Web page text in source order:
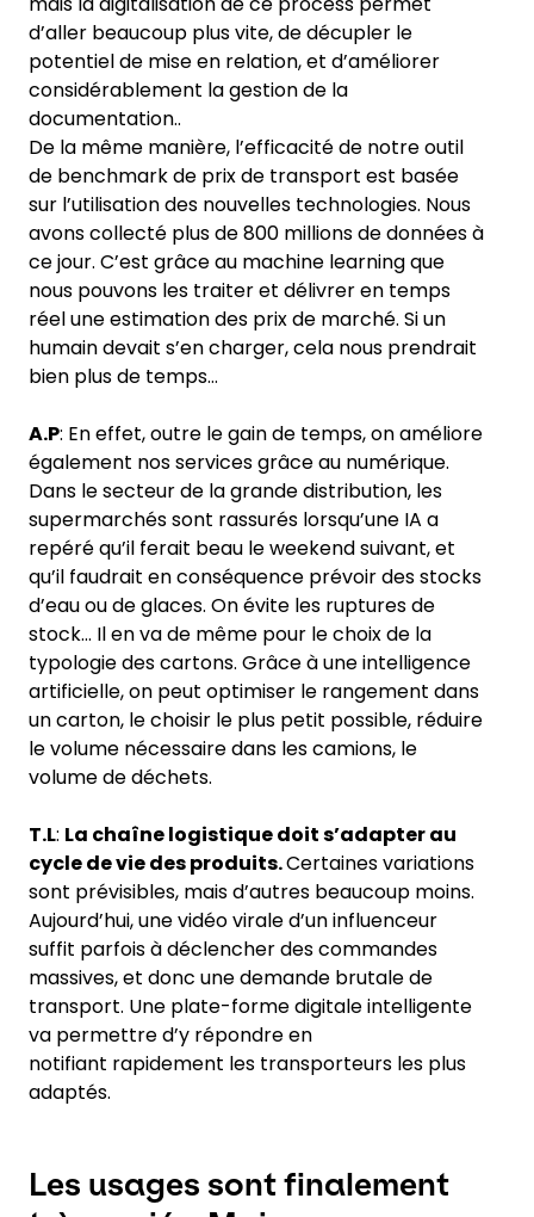
d’aller beaucoup plus vite, de décupler le
potentiel de mise en relation, et d’améliorer
considérablement la gestion de la
documentation..
De la même manière, l’efficacité de notre outil
de benchmark de prix de transport est basée
sur l’utilisation des nouvelles technologies. Nous
avons collecté plus de 800 millions de données à
ce jour. C’est grâce au machine learning que
nous pouvons les traiter et délivrer en temps
réel une estimation des prix de marché. Si un
humain devait s’en charger, cela nous prendrait
bien plus de temps…
A.P: En effet, outre le gain de temps, on améliore
également nos services grâce au numérique.
Dans le secteur de la grande distribution, les
supermarchés sont rassurés lorsqu’une IA a
repéré qu’il ferait beau le weekend suivant, et
qu’il faudrait en conséquence prévoir des stocks
d’eau ou de glaces. On évite les ruptures de
stock… Il en va de même pour le choix de la
typologie des cartons. Grâce à une intelligence
artificielle, on peut optimiser le rangement dans
un carton, le choisir le plus petit possible, réduire
le volume nécessaire dans les camions, le
volume de déchets.
T.L: La chaîne logistique doit s’adapter au
cycle de vie des produits.Certaines variations
sont prévisibles, mais d’autres beaucoup moins.
Aujourd’hui, une vidéo virale d’un influenceur
suffit parfois à déclencher des commandes
massives, et donc une demande brutale de
transport. Une plate-forme digitale intelligente
va permettre d’y répondre en
notifiant rapidement les transporteurs les plus
adaptés.
Les usages sont finalement